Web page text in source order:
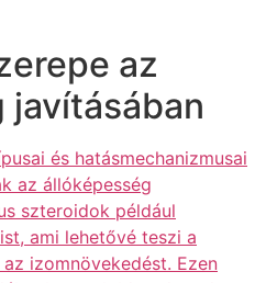
az
javításában
és hatásmechanizmusai
az állóképesség
szteroidok például
ami lehetővé teszi a
izomnövekedést. Ezen